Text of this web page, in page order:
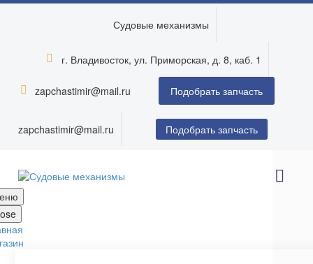
Судовые механизмы

 г. Владивосток, ул. Приморская, д. 8, каб. 1

 zapchastimir@mail.ru Подобрать запчасть
zapchastimir@mail.ru Подобрать запчасть